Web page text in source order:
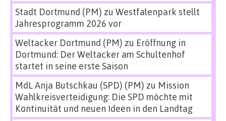
Stadt Dortmund (PM) zu Westfalenpark stellt
Jahresprogramm 2026 vor
Weltacker Dortmund (PM) zu Eröffnung in
Dortmund: Der Weltacker am Schultenhof
startet in seine erste Saison
MdL Anja Butschkau (SPD) (PM) zu Mission
Wahlkreisverteidigung: Die SPD möchte mit
Kontinuität und neuen Ideen in den Landtag